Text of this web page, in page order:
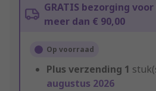
GRATIS bezorging
meer dan € 90,00
Op voorraad
Plus verzending 1
augustus 2026